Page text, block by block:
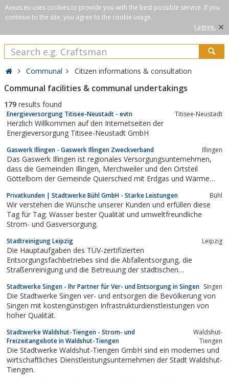
Axxus.eu uses cookies to provide you with the best possible service. If you
continue to the site, you agree to the cookie usage.
I agree. ×
Communal Citizen informations & consultation
Communal facilities & communal undertakings
179 results found
Energieversorgung Titisee-Neustadt - evtn Titisee-Neustadt
Herzlich Willkommen auf den Internetseiten der
Energieversorgung Titisee-Neustadt GmbH
Gaswerk Illingen - Gaswerk Illingen Zweckverband Illingen
Das Gaswerk Illingen ist regionales Versorgungsunternehmen,
dass die Gemeinden Illingen, Merchweiler und den Ortsteil
Göttelborn der Gemeinde Quierschied mit Erdgas und Wärme
Angebot von Dienstleistungen.
Privatkunden | Stadtwerke Bühl GmbH - Starke Leistungen Bühl
Wir verstehen die Wünsche unserer Kunden und erfüllen diese
Tag für Tag: Wasser bester Qualität und umweltfreundliche
Strom- und Gasversorgung.
Stadtreinigung Leipzig Leipzig
Die Hauptaufgaben des TÜV-zertifizierten
Entsorgungsfachbetriebes sind die Abfallentsorgung, die
Straßenreinigung und die Betreuung der städtischen
Stadtwerke Singen - Ihr Partner für Ver- und Entsorgung in Singen Singen
Die Stadtwerke Singen ver- und entsorgen die Bevölkerung von
Singen mit kostengünstigen Infrastrukturdienstleistungen von
hoher Qualität.
Stadtwerke Waldshut-Tiengen - Strom- und
Freizeitangebote in Waldshut-Tiengen
Waldshut-
Tiengen
Die Stadtwerke Waldshut-Tiengen GmbH sind ein modernes und
wirtschaftliches Dienstleistungsunternehmen der Stadt Waldshut-
Tiengen.